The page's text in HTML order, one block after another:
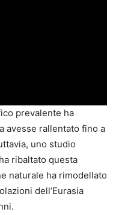
prevalente ha
avesse rallentato fino a
uno studio
ha ribaltato questa
naturale ha rimodellato
dell’Eurasia